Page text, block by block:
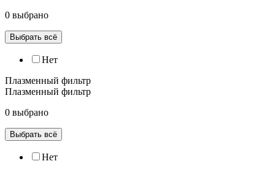
0 выбрано
Выбрать всё
Нет
Плазменный фильтр
Плазменный фильтр
0 выбрано
Выбрать всё
Нет